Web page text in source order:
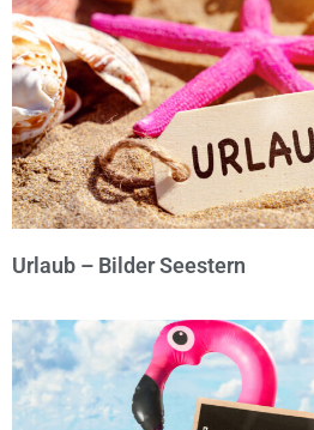
Urlaub – Bilder Seestern